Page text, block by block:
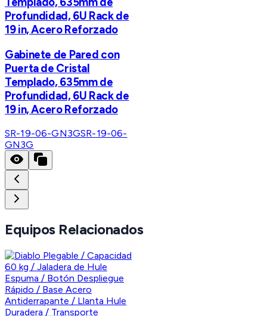
Profundidad, 6U Rack de
19 in, Acero Reforzado
Gabinete de Pared con
Puerta de Cristal
Templado, 635mm de
Profundidad, 6U Rack de
19 in, Acero Reforzado
SR-19-06-GN3GSR-19-06-
GN3G
Equipos Relacionados